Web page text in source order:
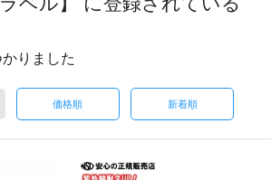
りました
価格順 新着順